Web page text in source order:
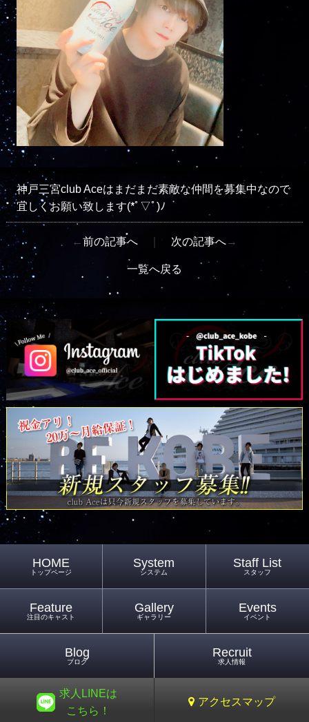
神戸三宮club Aceはまだまだ素敵な仲間を募集中なので
宜しくお願い致します(*ﾟ▽ﾟ)ﾉ
←前の記事へ 次の記事へ→
一覧へ戻る
HOME
トップページ
System
システム
Staff List
スタッフ
Feature
注目のキャスト
Gallery
ギャラリー
Events
イベント
Blog
ブログ
Recruit
求人情報
求人LINEは
こちら！
アクセスマップ